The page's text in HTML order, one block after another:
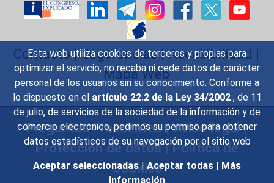
Esta web utiliza cookies de terceros y propias para
optimizar el servicio, no recaba ni cede datos de carácter
personal de los usuarios sin su conocimiento. Conforme a
lo dispuesto en el artículo 22.2 de la Ley 34/2002 , de 11
de julio, de servicios de la sociedad de la información y de
comercio electrónico, pedimos su permiso para obtener
datos estadísticos de su navegación por el sitio web
Aceptar seleccionadas | Aceptar todas | Más
información
Contacto|Sugerencias|Accesibilidad |
Mapa Web
Preguntas Frecuentes|Aviso legal|
Protección de datos|Política de
Cookies